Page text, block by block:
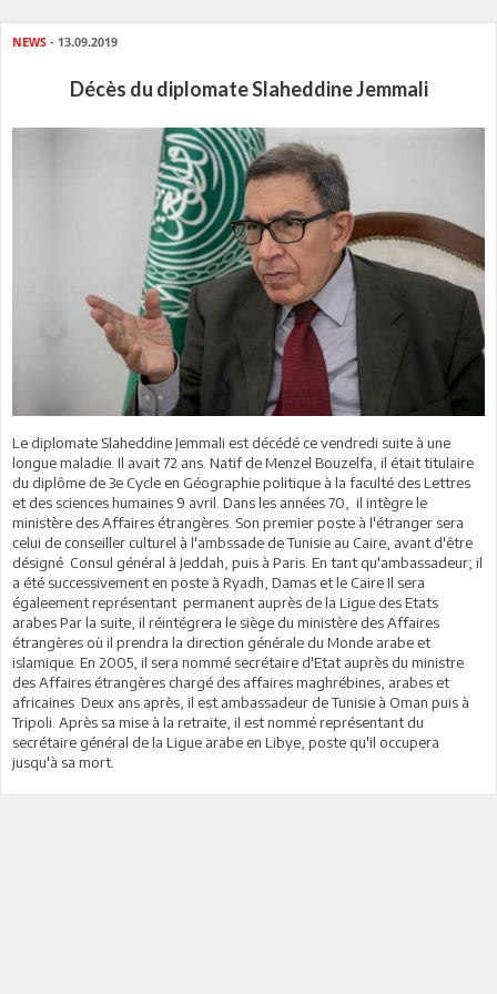
NEWS - 13.09.2019
Décès du diplomate Slaheddine Jemmali
Le diplomate Slaheddine Jemmali est décédé ce vendredi suite à une
longue maladie. Il avait 72 ans. Natif de Menzel Bouzelfa, il était titulaire
du diplôme de 3e Cycle en Géographie politique à la faculté des Lettres
et des sciences humaines 9 avril. Dans les années 70,
il intègre le
ministère des Affaires étrangères. Son premier poste à l'étranger sera
celui de conseiller culturel à l'ambssade de Tunisie au Caire, avant d'être
désigné Consul général à Jeddah, puis à Paris. En tant qu'ambassadeur; il
a été successivement en poste à Ryadh, Damas et le Caire Il sera
égaleement représentant permanent auprès de la Ligue des Etats
arabes Par la suite, il réintégrera le siège du ministère des Affaires
étrangères où il prendra la direction générale du Monde arabe et
islamique. En 2005, il sera nommé secrétaire d'Etat auprès du ministre
des Affaires étrangères chargé des affaires maghrébines, arabes et
africaines Deux ans après, il est ambassadeur de Tunisie à Oman puis à
Tripoli. Après sa mise à la retraite, il est nommé représentant du
secrétaire général de la Ligue arabe en Libye, poste qu'il occupera
jusqu'à sa mort.